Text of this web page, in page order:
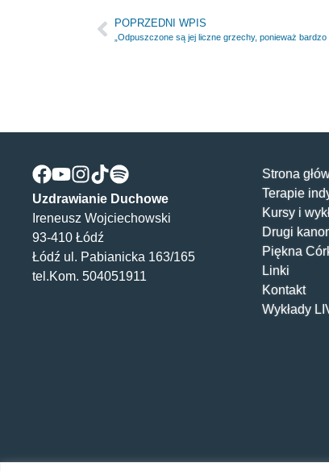
POPRZEDNI WPIS
„Odpuszczone są jej liczne grzechy, ponieważ bardzo
Uzdrawianie Duchowe
Ireneusz Wojciechowski
93-410 Łódź
Łódź ul. Pabianicka 163/165
tel.Kom. 504051911
Strona
Terapie
Kursy i
Drugi
Piękna
Linki
Kontakt
Wykłady